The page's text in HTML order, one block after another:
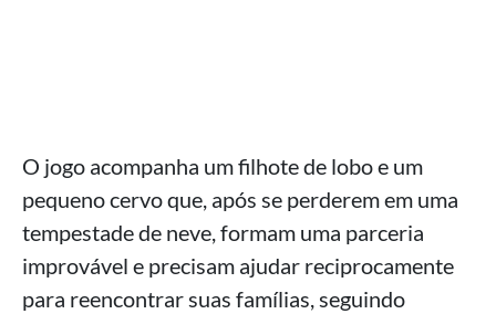
O jogo acompanha um filhote de lobo e um
pequeno cervo que, após se perderem em uma
tempestade de neve, formam uma parceria
improvável e precisam ajudar reciprocamente
para reencontrar suas famílias, seguindo